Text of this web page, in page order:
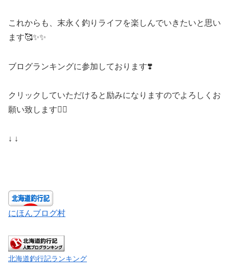
これからも、末永く釣りライフを楽しんでいきたいと思い
ます🥰✨✨
ブログランキングに参加しております❣️
クリックしていただけると励みになりますのでよろしくお
願い致します🙇‍♀️
↓ ↓
にほんブログ村
北海道釣行記ランキング